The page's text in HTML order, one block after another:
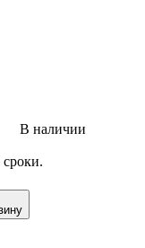
В наличии